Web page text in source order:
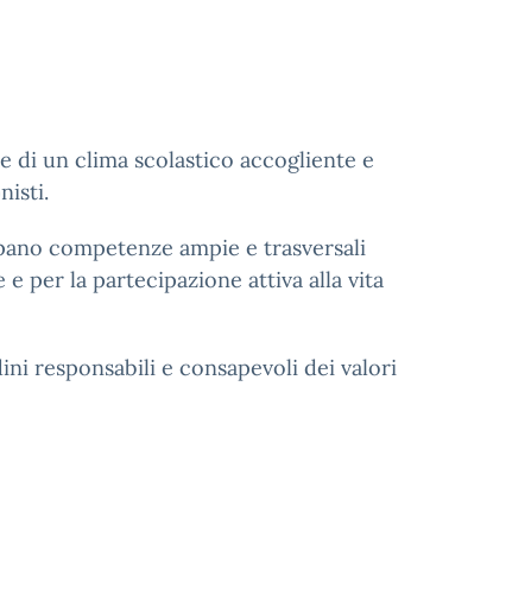
di un clima scolastico accogliente e
competenze ampie e trasversali
e per la partecipazione attiva alla vita
responsabili e consapevoli dei valori